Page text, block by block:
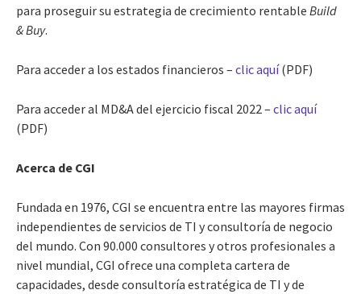
para proseguir su estrategia de crecimiento rentable Build
& Buy.
Para acceder a los estados financieros – clic aquí(PDF)
Para acceder al MD&A del ejercicio fiscal 2022 – clic aquí
(PDF)
Acerca de CGI
Fundada en 1976, CGI se encuentra entre las mayores firmas
independientes de servicios de TI y consultoría de negocio
del mundo. Con 90.000 consultores y otros profesionales a
nivel mundial, CGI ofrece una completa cartera de
capacidades, desde consultoría estratégica de TI y de